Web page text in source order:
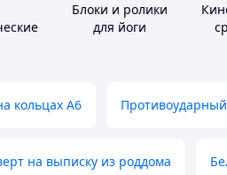
Блоки и ролики
для йоги
кольцах А6
на выписку из роддома